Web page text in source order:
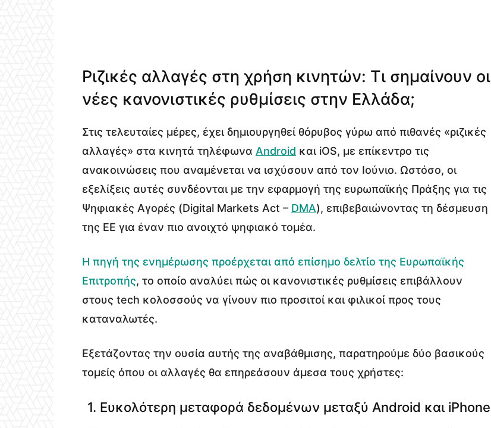
Ριζικές αλλαγές στη χρήση κινητών: Τι σημαίνουν οι
νέες κανονιστικές ρυθμίσεις στην Ελλάδα;
Στις τελευταίες μέρες, έχει δημιουργηθεί θόρυβος γύρω από πιθανές «ριζικές
αλλαγές» στα κινητά τηλέφωνα Android και iOS, με επίκεντρο τις
ανακοινώσεις που αναμένεται να ισχύσουν από τον Ιούνιο. Ωστόσο, οι
εξελίξεις αυτές συνδέονται με την εφαρμογή της ευρωπαϊκής Πράξης για τις
Ψηφιακές Αγορές (Digital Markets Act – DMA), επιβεβαιώνοντας τη δέσμευση
της ΕΕ για έναν πιο ανοιχτό ψηφιακό τομέα.
Η πηγή της ενημέρωσης προέρχεται από επίσημο δελτίο της Ευρωπαϊκής
Επιτροπής, το οποίο αναλύει πώς οι κανονιστικές ρυθμίσεις επιβάλλουν
στους tech κολοσσούς να γίνουν πιο προσιτοί και φιλικοί προς τους
καταναλωτές.
Εξετάζοντας την ουσία αυτής της αναβάθμισης, παρατηρούμε δύο βασικούς
τομείς όπου οι αλλαγές θα επηρεάσουν άμεσα τους χρήστες:
1. Ευκολότερη μεταφορά δεδομένων μεταξύ Android και iPhone